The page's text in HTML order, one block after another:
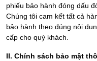
phiếu bảo hành đóng dấu
Chúng tôi cam kết tất cả
bảo hành theo đúng nội
cấp cho quý khách.
II. Chính sách bảo mật